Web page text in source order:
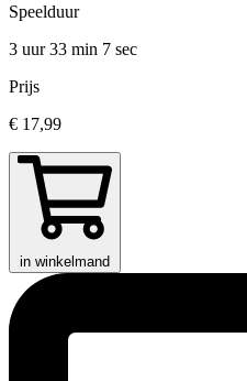
Speelduur
3 uur 33 min 7 sec
Prijs
€ 17,99
in winkelmand